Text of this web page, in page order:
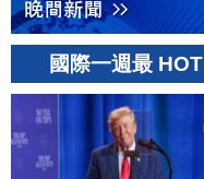
國際一週最 HOT